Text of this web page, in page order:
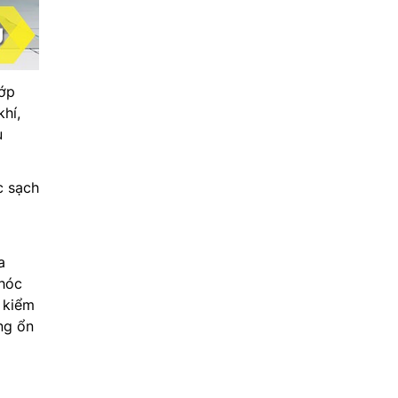
sạch
ổn